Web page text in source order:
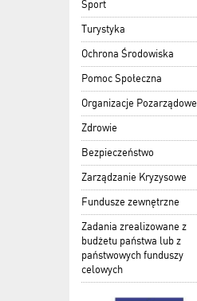
Sport
Turystyka
Ochrona Środowiska
Pomoc Społeczna
Organizacje Pozarządowe
Zdrowie
Bezpieczeństwo
Zarządzanie Kryzysowe
Fundusze zewnętrzne
Zadania zrealizowane z
budżetu państwa lub z
państwowych funduszy
celowych